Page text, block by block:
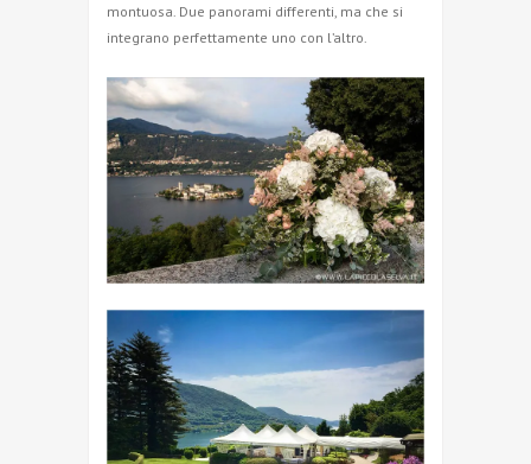
montuosa. Due panorami differenti, ma che si
integrano perfettamente uno con l’altro.